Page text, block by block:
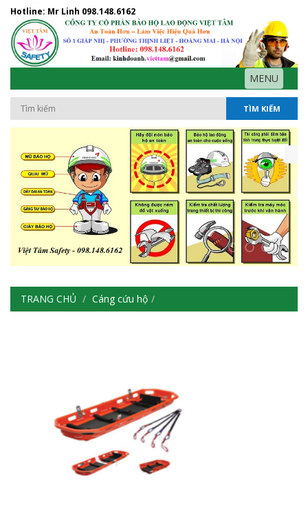
Hotline: Mr Linh 098.148.6162
MENU
TÌM KIẾM
TRANG CHỦ Cáng cứu hộ